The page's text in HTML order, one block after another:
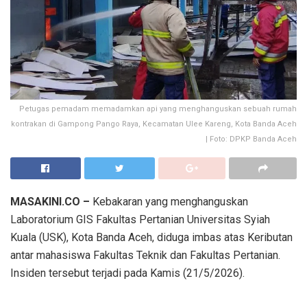
Petugas pemadam memadamkan api yang menghanguskan sebuah rumah
kontrakan di Gampong Pango Raya, Kecamatan Ulee Kareng, Kota Banda Aceh
| Foto: DPKP Banda Aceh
MASAKINI.CO – Kebakaran yang menghanguskan
Laboratorium GIS Fakultas Pertanian Universitas Syiah
Kuala (USK), Kota Banda Aceh, diduga imbas atas Keributan
antar mahasiswa Fakultas Teknik dan Fakultas Pertanian.
Insiden tersebut terjadi pada Kamis (21/5/2026).